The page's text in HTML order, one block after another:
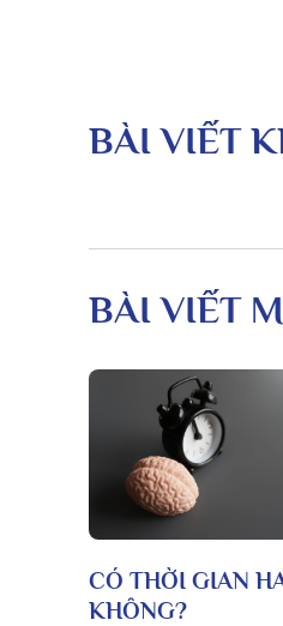
BÀI VIẾT
BÀI VIẾT
CÓ THỜI GIAN
KHÔNG?